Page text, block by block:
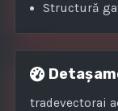
Structură
tradevectorai